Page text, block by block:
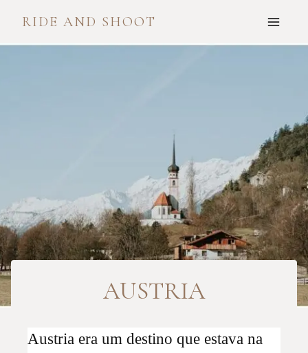
RIDE AND SHOOT
AUSTRIA
Austria era um destino que estava na